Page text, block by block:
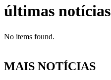
últimas notícias
No items found.
MAIS NOTÍCIAS